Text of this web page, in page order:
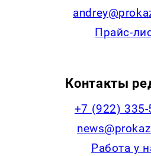
Прайс-
Контакты
+7 (922) 335-
Работа у